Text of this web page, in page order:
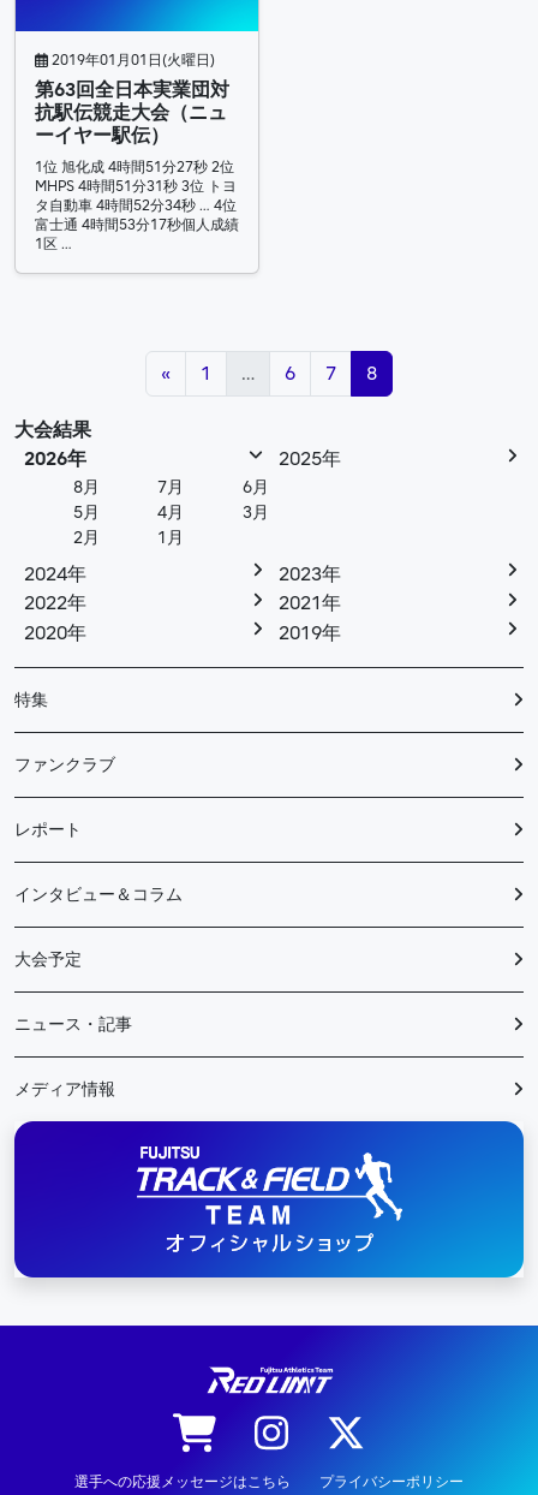
2019年01月01日(火曜日)
第63回全日本実業団対
抗駅伝競走大会（ニュ
ーイヤー駅伝）
1位 旭化成 4時間51分27秒 2位
MHPS 4時間51分31秒 3位 トヨ
タ自動車 4時間52分34秒 … 4位
富士通 4時間53分17秒個人成績
1区 …
投稿ナビゲーション
« 1 … 6 7 8
大会結果
2026年
8月 7月
6月
5月
4月
3月
2月
1月
2025年
2024年
2023年
2022年
2021年
2020年
2019年
特集
ファンクラブ
レポート
インタビュー＆コラム
大会予定
ニュース・記事
メディア情報
選手への応援メッセージはこちら プライバシーポリシー